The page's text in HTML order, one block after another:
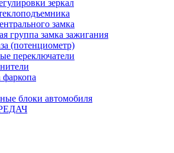
зеркал
замка
группа замка зажигания
(потенциометр)
переключатели
блоки автомобиля